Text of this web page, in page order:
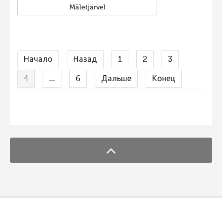
Mäletjärvel
Начало Назад 1 2 3
4 ... 6 Дальше Конец